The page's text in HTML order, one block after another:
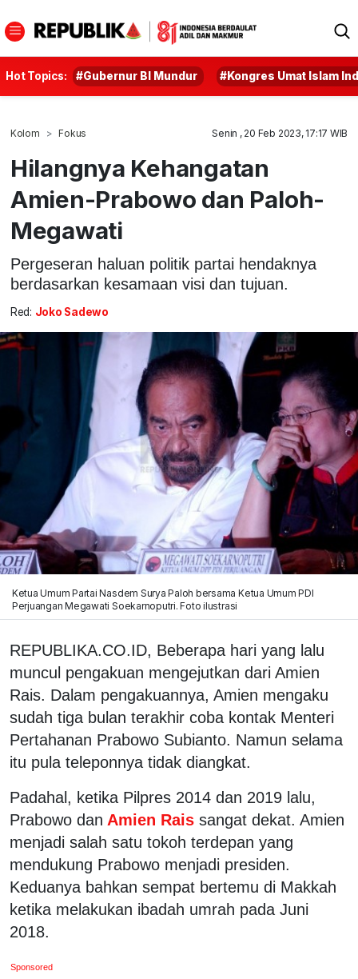
Hot Topics: #Gubernur BI Mundur #Kongres Umat Islam
Kolom Fokus Senin , 20 Feb 2023, 17:17 WIB
Hilangnya Kehangatan
Amien-Prabowo dan Paloh-
Megawati
Pergeseran haluan politik partai hendaknya
berdasarkan kesamaan visi dan tujuan.
Red: Joko Sadewo
Ketua Umum Partai Nasdem Surya Paloh bersama Ketua Umum PDI
Perjuangan Megawati Soekarnoputri. Foto ilustrasi
REPUBLIKA.CO.ID, Beberapa hari yang lalu
muncul pengakuan mengejutkan dari Amien
Rais. Dalam pengakuannya, Amien mengaku
sudah tiga bulan terakhir coba kontak Menteri
Pertahanan Prabowo Subianto. Namun selama
itu pula teleponnya tidak diangkat.
Padahal, ketika Pilpres 2014 dan 2019 lalu,
Prabowo dan Amien Rais sangat dekat. Amien
menjadi salah satu tokoh terdepan yang
mendukung Prabowo menjadi presiden.
Keduanya bahkan sempat bertemu di Makkah
ketika melakukan ibadah umrah pada Juni
2018.
Sponsored